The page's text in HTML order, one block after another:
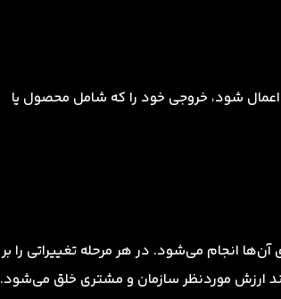
اعمال شود، خروجی خود را که شامل محصول یا
انجام می‌شود. در هر مرحله تغییراتی را بر
ارزش موردنظر سازمان و مشتری خلق می‌شود.